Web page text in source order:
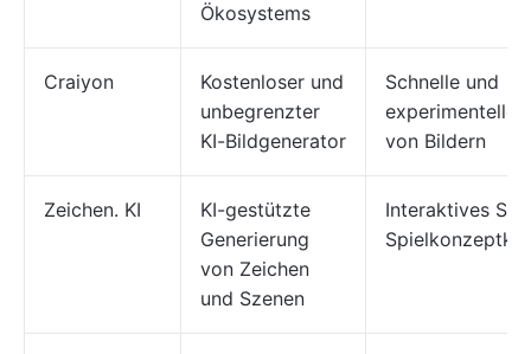
Ökosystems
Craiyon
Kostenloser und
unbegrenzter
KI-Bildgenerator
Schnelle und
experimentelle
von Bildern
Zeichen. KI
KI-gestützte
Generierung
von Zeichen
und Szenen
Interaktives